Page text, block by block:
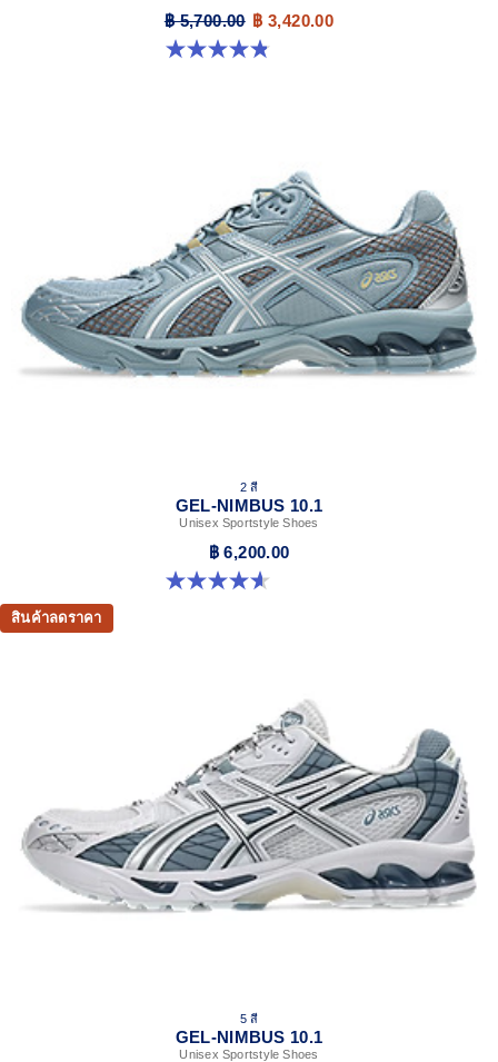
฿ 5,700.00 ฿ 3,420.00
4.8 จาก 5 ดาว 111 รีวิว
2 สี
GEL-NIMBUS 10.1
Unisex Sportstyle Shoes
฿ 6,200.00
4.6 จาก 5 ดาว 30 รีวิว
สินค้าลดราคา
5 สี
GEL-NIMBUS 10.1
Unisex Sportstyle Shoes